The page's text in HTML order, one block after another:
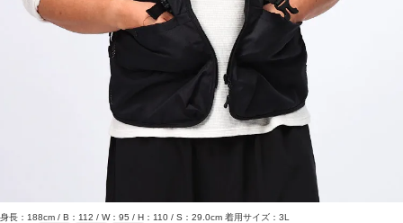
身長：188cm / B：112 / W：95 / H：110 / S：29.0cm 着用サイズ：3L